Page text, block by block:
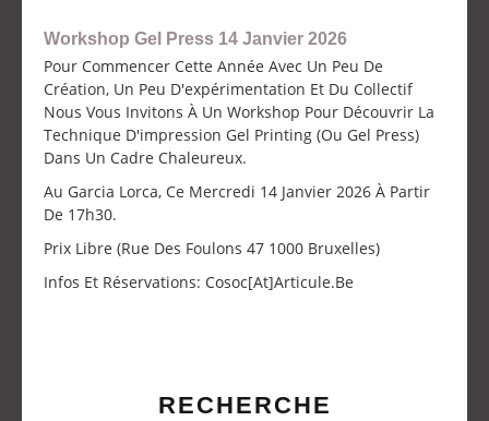
Workshop Gel Press 14 Janvier 2026
Pour Commencer Cette Année Avec Un Peu De
Création, Un Peu D'expérimentation Et Du Collectif
Nous Vous Invitons À Un Workshop Pour Découvrir La
Technique D'impression Gel Printing (ou Gel Press)
Dans Un Cadre Chaleureux.
Au Garcia Lorca, Ce Mercredi 14 Janvier 2026 À Partir
De 17h30.
Prix Libre (Rue Des Foulons 47 1000 Bruxelles)
Infos Et Réservations: Cosoc[at]articule.be
RECHERCHE